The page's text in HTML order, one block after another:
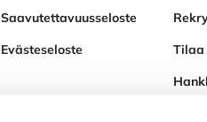
Saavutettavuusseloste
Evästeseloste
Tilaa